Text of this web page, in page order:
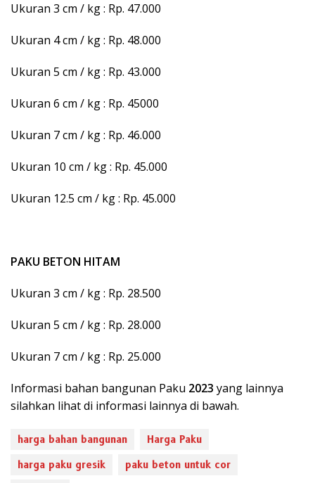
Ukuran 3 cm / kg : Rp. 47.000
Ukuran 4 cm / kg : Rp. 48.000
Ukuran 5 cm / kg : Rp. 43.000
Ukuran 6 cm / kg : Rp. 45000
Ukuran 7 cm / kg : Rp. 46.000
Ukuran 10 cm / kg : Rp. 45.000
Ukuran 12.5 cm / kg : Rp. 45.000
PAKU BETON HITAM
Ukuran 3 cm / kg : Rp. 28.500
Ukuran 5 cm / kg : Rp. 28.000
Ukuran 7 cm / kg : Rp. 25.000
Informasi bahan bangunan Paku 2023 yang lainnya
silahkan lihat di informasi lainnya di bawah.
harga bahan bangunan
Harga Paku
harga paku gresik
paku beton untuk cor